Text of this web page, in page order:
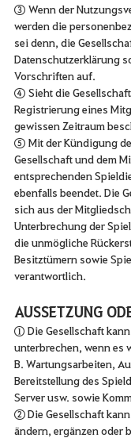
③ Wenn der
werden die
sei denn, die
Datenschutzerklärung
Vorschriften auf.
④ Sieht die
Registrierung eines
gewissen Zeitraum
⑤ Mit der Kündigung
Gesellschaft und dem
entsprechenden
ebenfalls beendet. Die
sich aus der
Unterbrechung der
die unmögliche
Besitztümern sowie
verantwortlich.
AUSSETZUNG
① Die Gesellschaft
unterbrechen, wenn es
B. Wartungsarbeiten,
Bereitstellung des
Server usw. sowie
② Die Gesellschaft
ändern, ergänzen oder